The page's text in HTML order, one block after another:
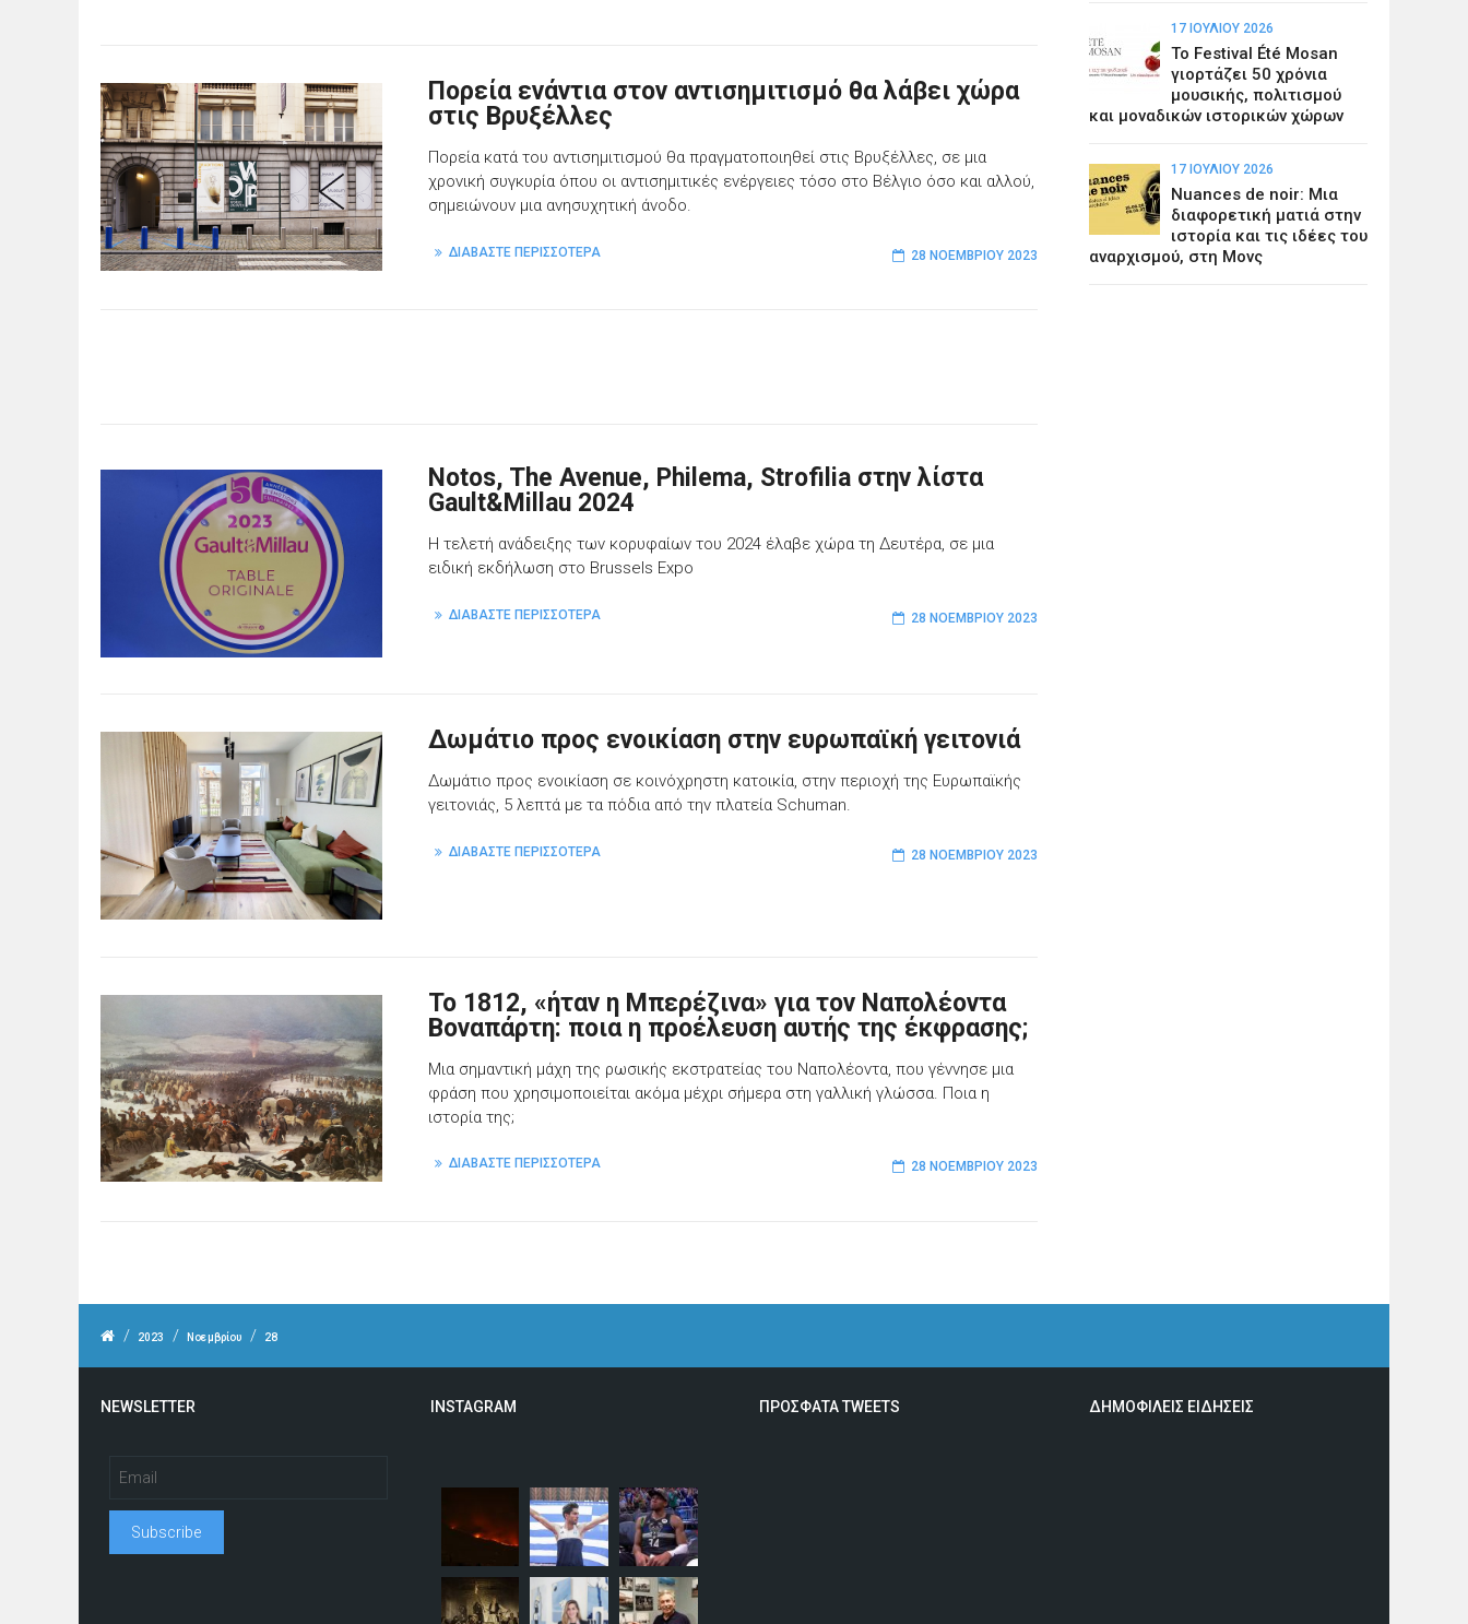
Πορεία ενάντια στον αντισημιτισμό θα λάβει χώρα
στις Βρυξέλλες
Πορεία κατά του αντισημιτισμού θα πραγματοποιηθεί στις Βρυξέλλες, σε μια
χρονική συγκυρία όπου οι αντισημιτικές ενέργειες τόσο στο Βέλγιο όσο και αλλού,
σημειώνουν μια ανησυχητική άνοδο.
ΔΙΑΒΑΣΤΕ ΠΕΡΙΣΣΟΤΕΡΑ 28 ΝΟΕΜΒΡΊΟΥ 2023
Notos, The Avenue, Philema, Strofilia στην λίστα
Gault&Millau 2024
Η τελετή ανάδειξης των κορυφαίων του 2024 έλαβε χώρα τη Δευτέρα, σε μια
ειδική εκδήλωση στο Brussels Expo
ΔΙΑΒΑΣΤΕ ΠΕΡΙΣΣΟΤΕΡΑ 28 ΝΟΕΜΒΡΊΟΥ 2023
Δωμάτιο προς ενοικίαση στην ευρωπαϊκή γειτονιά
Δωμάτιο προς ενοικίαση σε κοινόχρηστη κατοικία, στην περιοχή της Ευρωπαϊκής
γειτονιάς, 5 λεπτά με τα πόδια από την πλατεία Schuman.
ΔΙΑΒΑΣΤΕ ΠΕΡΙΣΣΟΤΕΡΑ 28 ΝΟΕΜΒΡΊΟΥ 2023
Το 1812, «ήταν η Μπερέζινα» για τον Ναπολέοντα
Βοναπάρτη: ποια η προέλευση αυτής της έκφρασης;
Μια σημαντική μάχη της ρωσικής εκστρατείας του Ναπολέοντα, που γέννησε μια
φράση που χρησιμοποιείται ακόμα μέχρι σήμερα στη γαλλική γλώσσα. Ποια η
ιστορία της;
ΔΙΑΒΑΣΤΕ ΠΕΡΙΣΣΟΤΕΡΑ 28 ΝΟΕΜΒΡΊΟΥ 2023
17 ΙΟΥΛΊΟΥ 2026
Το Festival Été Mosan
γιορτάζει 50 χρόνια
μουσικής, πολιτισμού
και μοναδικών ιστορικών χώρων
17 ΙΟΥΛΊΟΥ 2026
Nuances de noir: Μια
διαφορετική ματιά στην
ιστορία και τις ιδέες του
αναρχισμού, στη Μονς
/ 2023 / Νοεμβρίου / 28
NEWSLETTER INSTAGRAM ΠΡΟΣΦΑΤΑ TWEETS ΔΗΜΟΦΙΛΕΙΣ ΕΙΔΗΣΕΙΣ